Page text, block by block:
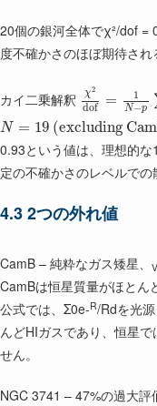
20個の銀河全体でχ²/dof =
度不確かさのほぼ期待され
カイ二乗解釈 χ2
dof = 1
N−p
N = 19 (excluding
0.93という値は、理想的
定の不確かさのレベルでの
4.3 2つの外れ値
CamB – 純粋なガス矮星、
CamBは恒星質量がほと
公式では、Σ0e-R/Rdを光
んどHIガスであり、恒星
せん。
NGC 3741 – 47%の過大評